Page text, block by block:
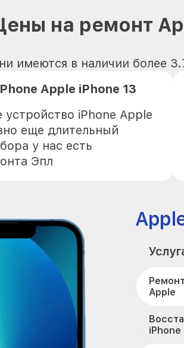
на ремонт
имеются в наличии более
Apple iPhone 13
iPhone Apple
еще длительный
у нас есть
Эпл
Apple
iPhone